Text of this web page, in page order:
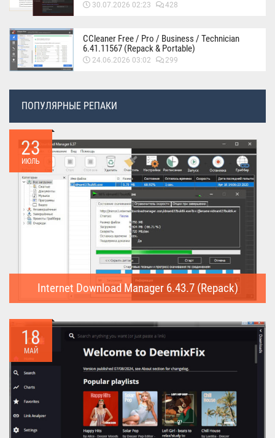
30.07.2026 02:23 428
CCleaner Free / Pro / Business / Technician
6.41.11567 (Repack & Portable)
24.06.2026 03:02 299
ПОПУЛЯРНЫЕ РЕПАКИ
23
ИЮЛЬ
Internet Download Manager 6.43.7 (Repack)
предназначена для...
18
МАЙ